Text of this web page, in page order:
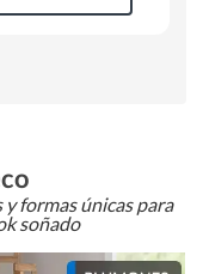
formas únicas para
soñado